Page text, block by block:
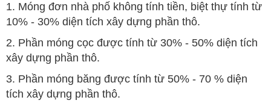
1. Móng đơn nhà phố không tính tiền, biệt thự tính từ
10% - 30% diện tích xây dựng phần thô.
2. Phần móng cọc được tính từ 30% - 50% diện tích
xây dựng phần thô.
3. Phần móng băng được tính từ 50% - 70 % diện
tích xây dựng phần thô.